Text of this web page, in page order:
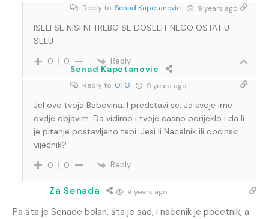
Reply to Senad Kapetanovic 9 years ago
ISELI SE NISI NI TREBO SE DOSELIT NEGO OSTAT U
SELU
0 0 Reply
Senad Kapetanovic
Reply to OTO 9 years ago
Jel ovo tvoja Babovina. I predstavi se. Ja svoje ime
ovdje objavim. Da vidimo i tvoje casno porijeklo i da li
je pitanje postavljeno tebi. Jesi li Nacelnik ili opcinski
vijecnik?
0 0 Reply
Za Senada 9 years ago
Pa šta je Senade bolan, šta je sad, i načenik je početnik, a